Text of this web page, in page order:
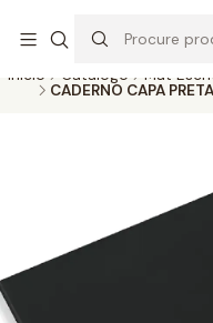
Início Catálogo Mat
CADERNO CAPA